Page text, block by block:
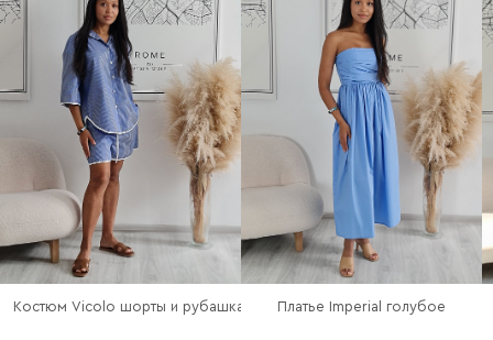
Костюм Vicolo шорты и рубашка в полоску
Платье Imperial голубое